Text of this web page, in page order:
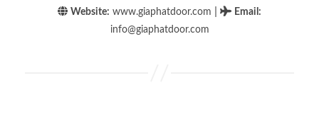
Website: www.giaphatdoor.com Email :
info@giaphatdoor.com